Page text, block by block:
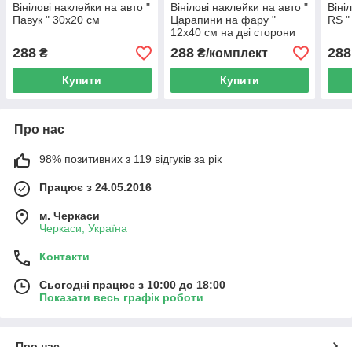
Вінілові наклейки на авто "
Павук " 30х20 см
288 ₴
Купити
Вінілові наклейки на авто "
Царапини на фару "
12х40 см на дві сторони
288₴/комплект
Купити
RS
288
Про нас
98% позитивних з 119 відгуків за рік
Працює з 24.05.2016
м. Черкаси
Черкаси, Україна
Контакти
Сьогодні працює з 10:00 до 18:00
Показати весь графік роботи